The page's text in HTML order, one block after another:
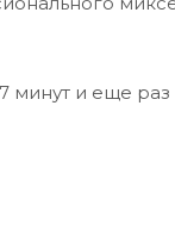
7 минут и еще